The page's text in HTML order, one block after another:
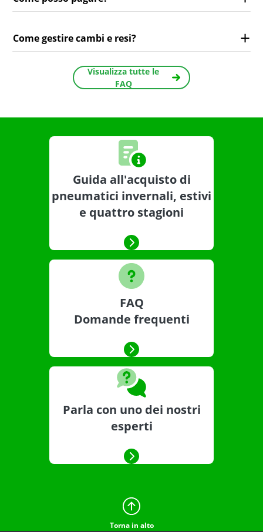
Come gestire cambi e resi?
Visualizza tutte le
FAQ
Guida all'acquisto di
pneumatici invernali, estivi
e quattro stagioni
FAQ
Domande frequenti
Parla con uno dei nostri
esperti
Torna in alto